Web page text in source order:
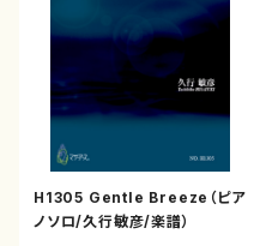
H1305 Gentle Breeze（ピア
ノソロ/久行敏彦/楽譜）